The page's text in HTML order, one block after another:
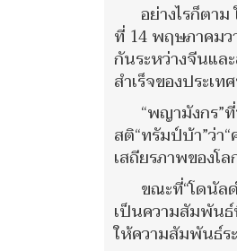
อย่างไรก็ตา
ที่ 14 พฤษภาคมว
กันระหว่างจีนแล
สำเร็จของประเ
“พญามังกร”
สติ“ทรัมป์บ้า”ว่า
เสถียรภาพของโ
ขณะที่“โดนัล
เป็นความสัมพันธ์
ให้ความสัมพันธ์